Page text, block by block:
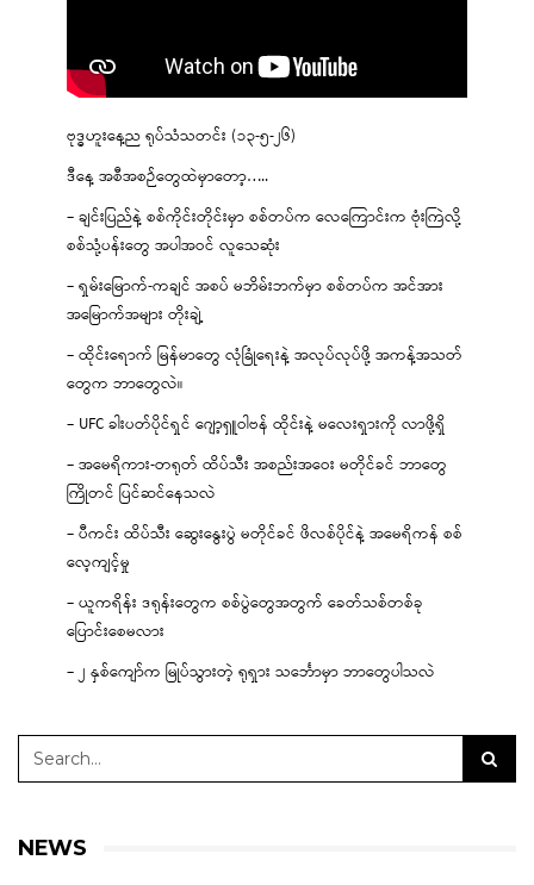
ဗုဒ္ဓဟူးနေ့ည ရုပ်သံသတင်း (၁၃-၅-၂၆)
ဒီနေ့ အစီအစဉ်တွေထဲမှာတော့…..
– ချင်းပြည်နဲ့ စစ်ကိုင်းတိုင်းမှာ စစ်တပ်က လေကြောင်းက ဗုံးကြဲလို့
စစ်သုံ့ပန်းတွေ အပါအဝင် လူသေဆုံး
– ရှမ်းမြောက်-ကချင် အစပ် မဘိမ်းဘက်မှာ စစ်တပ်က အင်အား
အမြောက်အများ တိုးချဲ့
– ထိုင်းရောက် မြန်မာတွေ လုံခြုံရေးနဲ့ အလုပ်လုပ်ဖို့ အကန့်အသတ်
တွေက ဘာတွေလဲ။
– UFC ခါးပတ်ပိုင်ရှင် ဂျော့ရှူဝါဗန် ထိုင်းနဲ့ မလေးရှားကို လာဖို့ရှိ
– အမေရိကား-တရုတ် ထိပ်သီး အစည်းအဝေး မတိုင်ခင် ဘာတွေ
ကြိုတင် ပြင်ဆင်နေသလဲ
– ပီကင်း ထိပ်သီး ဆွေးနွေးပွဲ မတိုင်ခင် ဖိလစ်ပိုင်နဲ့ အမေရိကန် စစ်
လေ့ကျင့်မှု
– ယူကရိန်း ဒရုန်းတွေက စစ်ပွဲတွေအတွက် ခေတ်သစ်တစ်ခု
ပြောင်းစေမလား
– ၂ နှစ်ကျော်က မြုပ်သွားတဲ့ ရုရှား သင်္ဘောမှာ ဘာတွေပါသလဲ
NEWS